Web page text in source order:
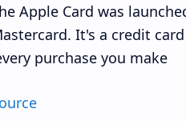
Apple Card was
It's a credit
purchase you make.